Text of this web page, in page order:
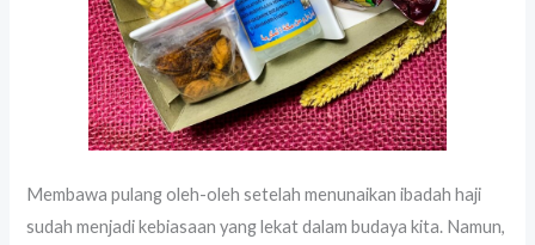
Membawa pulang oleh-oleh setelah menunaikan ibadah haji
sudah menjadi kebiasaan yang lekat dalam budaya kita. Namun,